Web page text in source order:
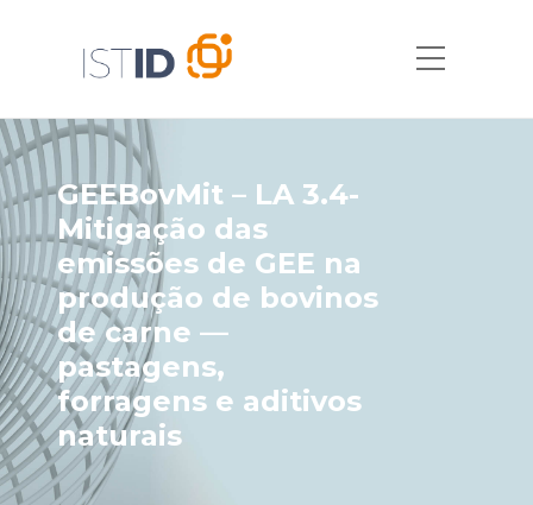
GEEBovMit – LA 3.4-
Mitigação das
emissões de GEE na
produção de bovinos
de carne —
pastagens,
forragens e aditivos
naturais